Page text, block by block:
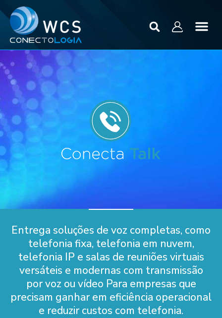
Entrega soluções de voz completas, como
telefonia fixa, telefonia em nuvem,
telefonia IP e salas de reuniões virtuais
versáteis e modernas com transmissão
por voz ou vídeo Para empresas que
precisam ganhar em eficiência operacional
e reduzir custos com telefonia.